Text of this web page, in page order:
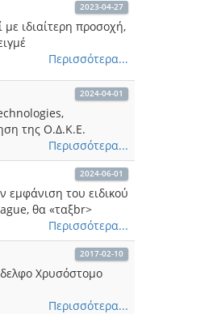
2023-04-27
ιδιαίτερη προσοχή,
Περισσότερα...
2024-04-01
της Ο.Δ.Κ.Ε.
Περισσότερα...
2024-06-01
εμφάνιση του ειδικού
θα «ταξbr>
Περισσότερα...
2017-02-10
Χρυσόστομο
Περισσότερα...